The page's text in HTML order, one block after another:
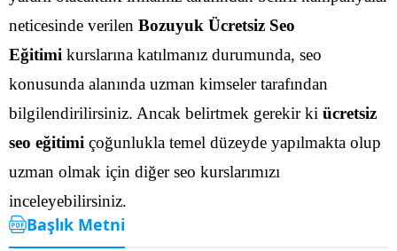
neticesinde verilen Bozuyuk Ücretsiz Seo
Eğitimi kurslarına katılmanız durumunda, seo
konusunda alanında uzman kimseler tarafından
bilgilendirilirsiniz. Ancak belirtmek gerekir ki ücretsiz
seo eğitimi çoğunlukla temel düzeyde yapılmakta olup
uzman olmak için diğer seo kurslarımızı
inceleyebilirsiniz.
Başlık Metni